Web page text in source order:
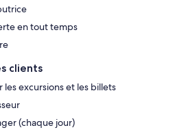
en tout temps
clients
les excursions et les billets
(chaque jour)